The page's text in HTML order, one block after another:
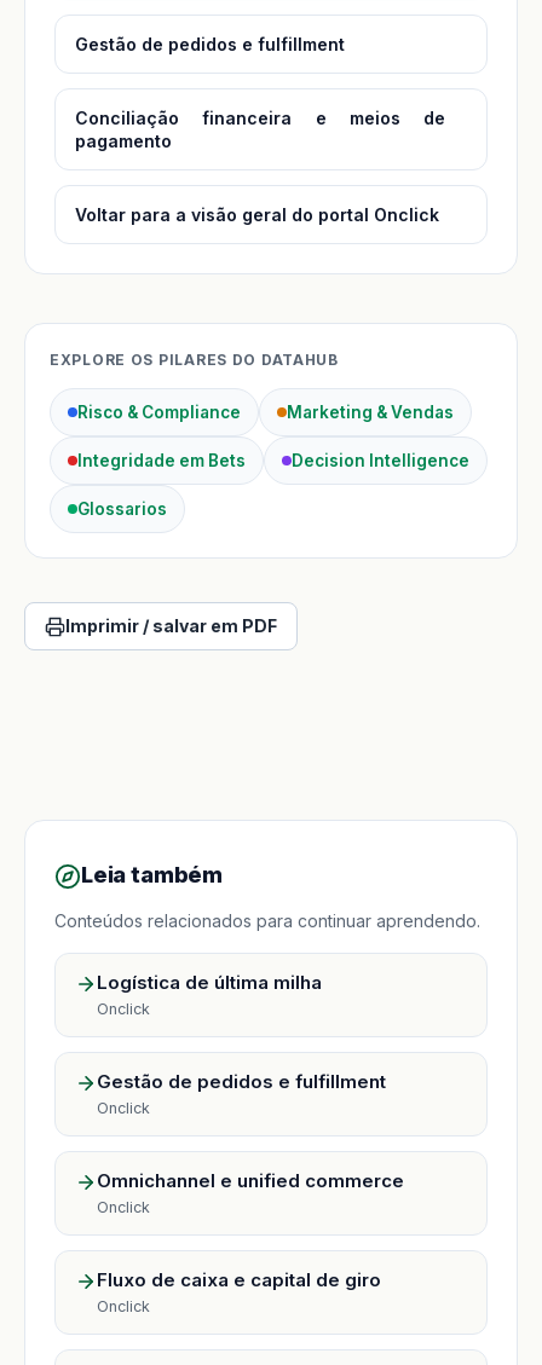
Gestão de pedidos e fulfillment
Conciliação financeira e meios de
pagamento
Voltar para a visão geral do portal Onclick
EXPLORE OS PILARES DO DATAHUB
Risco & Compliance Marketing & Vendas
Integridade em Bets Decision Intelligence
Glossarios
Imprimir / salvar em PDF
Leia também
Conteúdos relacionados para continuar aprendendo.
Logística de última milha
Onclick
Gestão de pedidos e fulfillment
Onclick
Omnichannel e unified commerce
Onclick
Fluxo de caixa e capital de giro
Onclick